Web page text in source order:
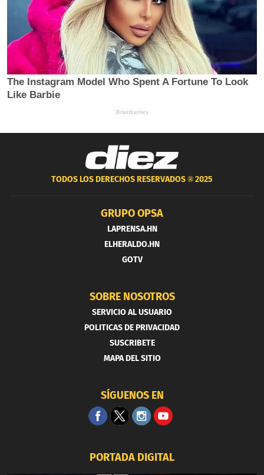
TODOS LOS DERECHOS RESERVADOS ®2025
GRUPO OPSA
LAPRENSA.HN
ELHERALDO.HN
GOTV
SOBRE NOSOTROS
SERVICIO AL USUARIO
POLITICAS DE PRIVACIDAD
SUSCRIBETE
MAPA DEL SITIO
SÍGUENOS EN
PORTADA DIGITAL